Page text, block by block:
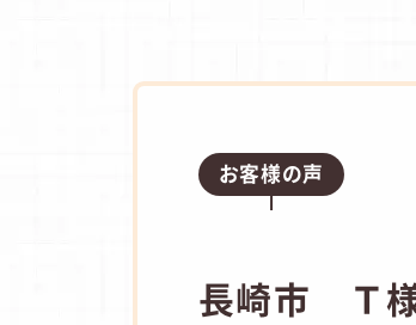
お客様の声
長崎市 Ｔ